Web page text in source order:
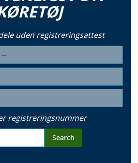
uden registreringsattest
registreringsnummer
Search